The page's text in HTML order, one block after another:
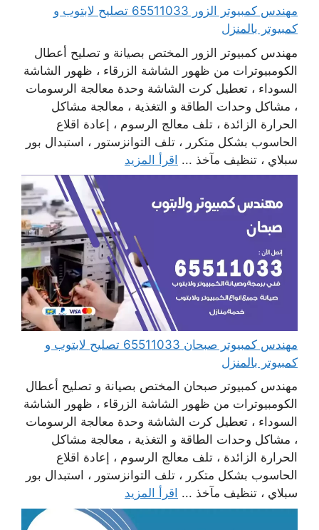
مهندس كمبيوتر الزور 65511033 تصليح لابتوب و
كمبيوتر بالمنزل
مهندس كمبيوتر الزور المختص بصيانة و تصليح أعطال
الكومبيوترات من ظهور الشاشة الزرقاء ، ظهور الشاشة
السوداء ، تعطيل كرت الشاشة وحدة معالجة الرسومات
، مشاكل وحدات الطاقة و التغذية ، معالجة مشاكل
الحرارة الزائدة ، تلف معالج الرسوم ، إعادة اقلاع
الحاسوب بشكل متكرر ، تلف التوانزستور ، استبدال بور
سبلاي ، تنظيف مآخذ ... اقرأ المزيد
مهندس كمبيوتر صبحان 65511033 تصليح لابتوب و
كمبيوتر بالمنزل
مهندس كمبيوتر صبحان المختص بصيانة و تصليح أعطال
الكومبيوترات من ظهور الشاشة الزرقاء ، ظهور الشاشة
السوداء ، تعطيل كرت الشاشة وحدة معالجة الرسومات
، مشاكل وحدات الطاقة و التغذية ، معالجة مشاكل
الحرارة الزائدة ، تلف معالج الرسوم ، إعادة اقلاع
الحاسوب بشكل متكرر ، تلف التوانزستور ، استبدال بور
سبلاي ، تنظيف مآخذ ... اقرأ المزيد